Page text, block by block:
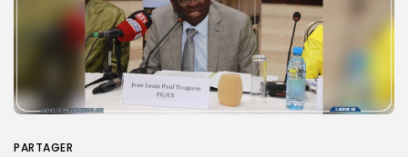
PARTAGER